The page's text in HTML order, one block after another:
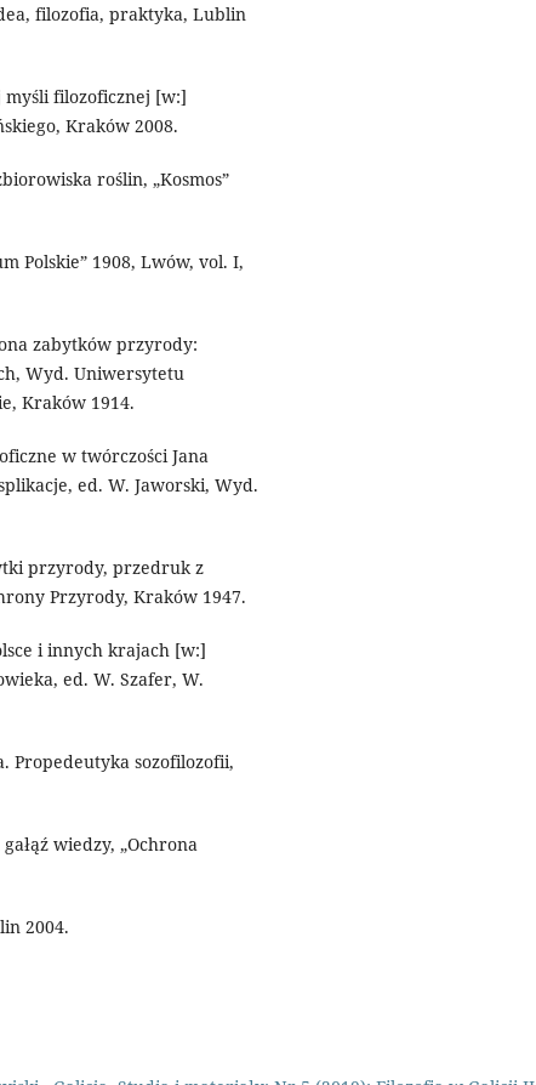
filozofia, praktyka, Lublin
myśli filozoficznej [w:]
Kraków 2008.
roślin, „Kosmos”
Polskie” 1908, Lwów, vol. I,
zabytków przyrody:
Wyd. Uniwersytetu
Kraków 1914.
w twórczości Jana
ed. W. Jaworski, Wyd.
przyrody, przedruk z
Przyrody, Kraków 1947.
i innych krajach [w:]
ed. W. Szafer, W.
Propedeutyka sozofilozofii,
wiedzy, „Ochrona
2004.